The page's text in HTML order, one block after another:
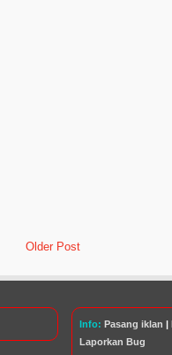
Older Post
Info: Pasang iklan
Laporkan Bug